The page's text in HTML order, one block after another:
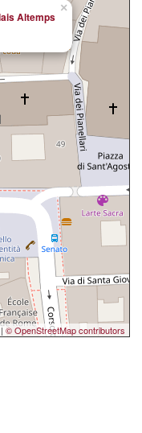
×
Altemps
|© OpenStreetMap contributors